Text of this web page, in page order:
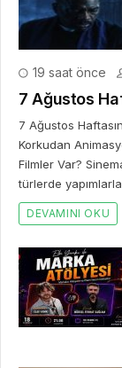
19 saat önce
7 Ağustos
7 Ağustos
Korkudan
Filmler Var?
türlerde
DEVAMINI OKU